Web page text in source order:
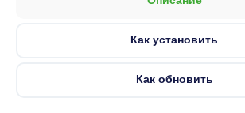
Как установить
Как обновить